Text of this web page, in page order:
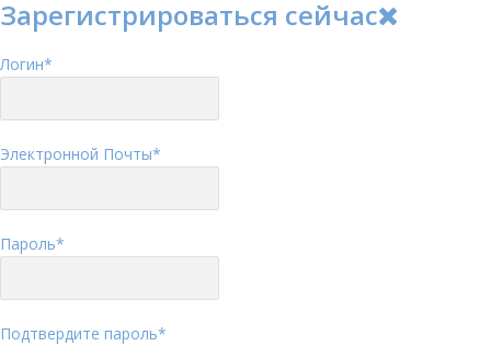
Зарегистрироваться сейчас
Логин*
Электронной Почты*
Пароль*
Подтвердите пароль*